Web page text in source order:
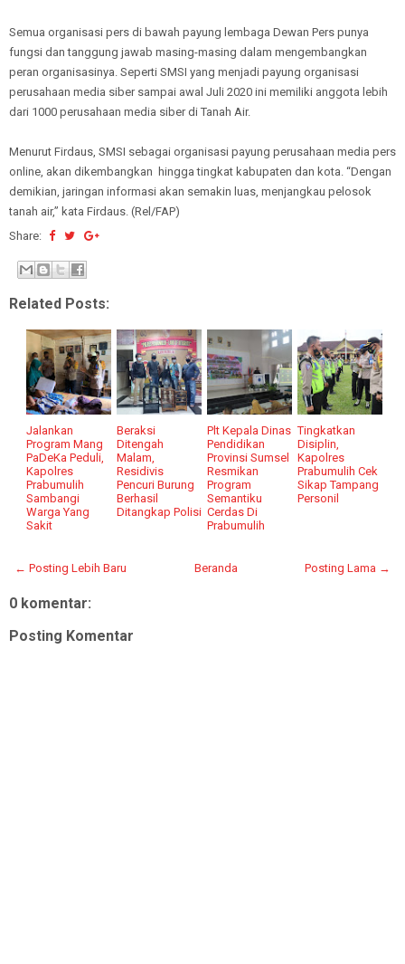
Semua organisasi pers di bawah payung lembaga Dewan Pers punya
fungsi dan tanggung jawab masing-masing dalam mengembangkan
peran organisasinya. Seperti SMSI yang menjadi payung organisasi
perusahaan media siber sampai awal Juli 2020 ini memiliki anggota lebih
dari 1000 perusahaan media siber di Tanah Air.
Menurut Firdaus, SMSI sebagai organisasi payung perusahaan media pers
online, akan dikembangkan hingga tingkat kabupaten dan kota. “Dengan
demikian, jaringan informasi akan semakin luas, menjangkau pelosok
tanah air,” kata Firdaus. (Rel/FAP)
Share:
Related Posts:
Jalankan
Program Mang
PaDeKa Peduli,
Kapolres
Prabumulih
Sambangi
Warga Yang
Sakit
Beraksi
Ditengah
Malam,
Residivis
Pencuri Burung
Berhasil
Ditangkap Polisi
Plt Kepala Dinas
Pendidikan
Provinsi Sumsel
Resmikan
Program
Semantiku
Cerdas Di
Prabumulih
Tingkatkan
Disiplin,
Kapolres
Prabumulih Cek
Sikap Tampang
Personil
← Posting Lebih Baru Posting Lama →
Beranda
0 komentar:
Posting Komentar